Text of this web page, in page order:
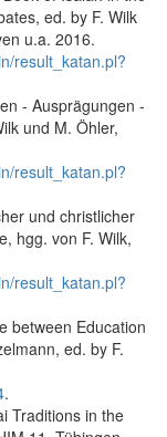
ed. by F. Wilk
u.a. 2016.
result_katan.pl?
- Ausprägungen -
und M. Öhler,
result_katan.pl?
und christlicher
hgg. von F. Wilk,
result_katan.pl?
between Education
ed. by F.
.
Traditions in the